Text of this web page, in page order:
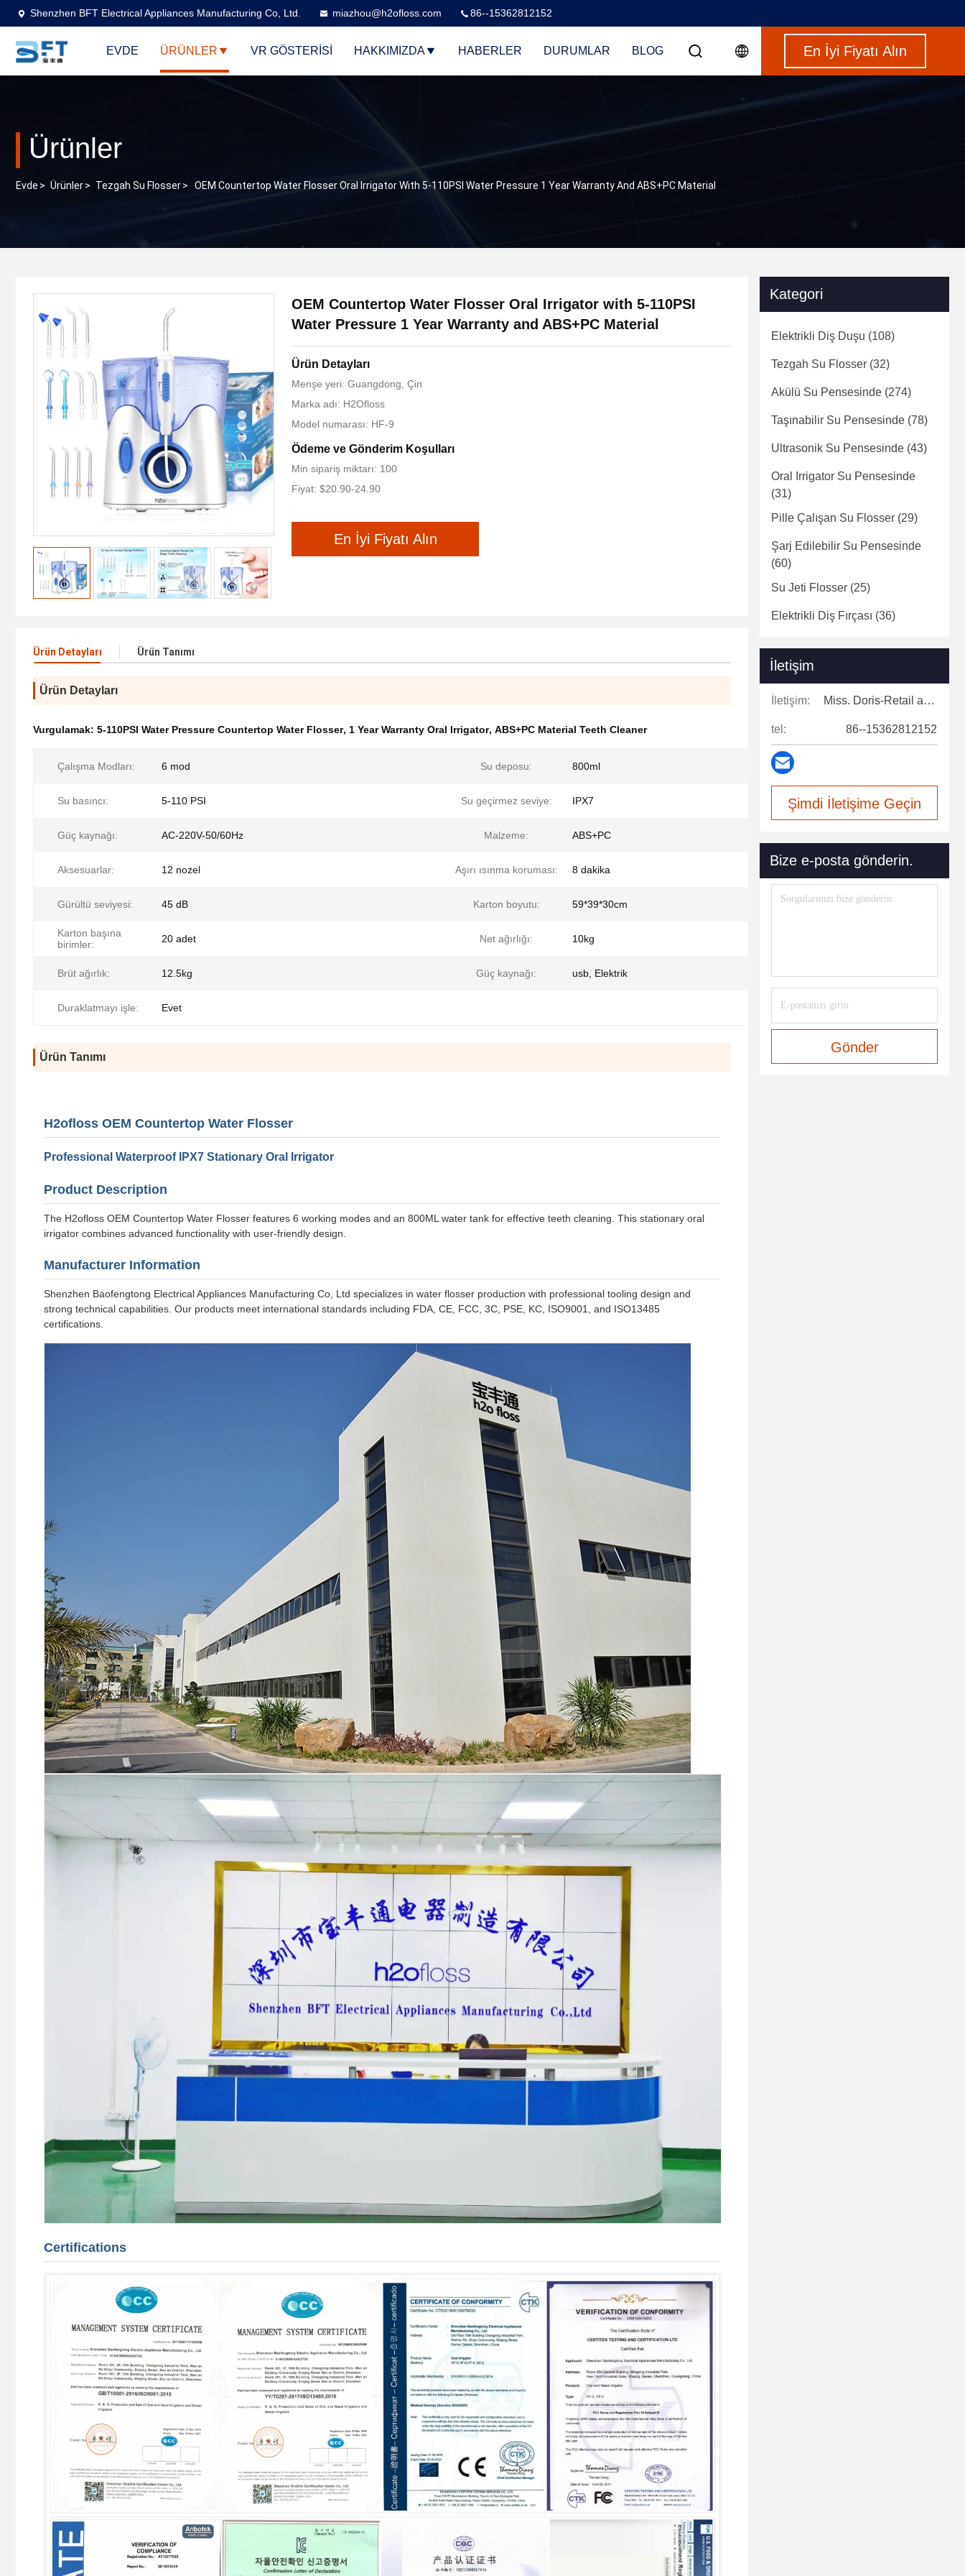
Shenzhen BFT Electrical Appliances Manufacturing Co, Ltd. miazhou@h2ofloss.com 86--15362812152
EVDE ÜRÜNLER VR GÖSTERISI HAKKIMIZDA HABERLER DURUMLAR BLOG En İyi Fiyatı Alın
Ürünler
Evde > Ürünler> Tezgah Su Flosser> OEM Countertop Water Flosser Oral Irrigator With 5-110PSI Water Pressure 1 Year Warranty And ABS+PC Material
OEM Countertop Water Flosser Oral Irrigator with 5-110PSI
Water Pressure 1 Year Warranty and ABS+PC Material
Ürün Detayları
Menşe yeri: Guangdong, Çin
Marka adı: H2Ofloss
Model numarası: HF-9
Ödeme ve Gönderim Koşulları
Min sipariş miktarı: 100
Fiyat: $20.90-24.90
En İyi Fiyatı Alın
Ürün Detayları Ürün Tanımı
Ürün Detayları
Vurgulamak: 5-110PSI Water Pressure Countertop Water Flosser, 1 Year Warranty Oral Irrigator, ABS+PC Material Teeth Cleaner
Çalışma Modları: 6 mod Su deposu: 800ml
Su basıncı: 5-110 PSI Su geçirmez seviye: IPX7
Güç kaynağı: AC-220V-50/60Hz Malzeme: ABS+PC
Aksesuarlar: 12 nozel Aşırı ısınma koruması: 8 dakika
Gürültü seviyesi: 45 dB Karton boyutu: 59*39*30cm
Karton başına
birimler:
20 adet Net ağırlığı: 10kg
Brüt ağırlık: 12.5kg Güç kaynağı: usb, Elektrik
Duraklatmayı işle: Evet
Ürün Tanımı
H2ofloss OEM Countertop Water Flosser
Professional Waterproof IPX7 Stationary Oral Irrigator
Product Description
The H2ofloss OEM Countertop Water Flosser features 6 working modes and an 800ML water tank for effective teeth cleaning. This stationary oral
irrigator combines advanced functionality with user-friendly design.
Manufacturer Information
Shenzhen Baofengtong Electrical Appliances Manufacturing Co, Ltd specializes in water flosser production with professional tooling design and
strong technical capabilities. Our products meet international standards including FDA, CE, FCC, 3C, PSE, KC, ISO9001, and ISO13485
certifications.
Certifications
Kategori
Elektrikli Diş Duşu (108)
Tezgah Su Flosser (32)
Akülü Su Pensesinde (274)
Taşınabilir Su Pensesinde (78)
Ultrasonik Su Pensesinde (43)
Oral Irrigator Su Pensesinde
(31)
Pille Çalışan Su Flosser (29)
Şarj Edilebilir Su Pensesinde
(60)
Su Jeti Flosser (25)
Elektrikli Diş Fırçası (36)
İletişim
İletişim: Miss. Doris-Retail and after-sales support
tel: 86--15362812152
Şimdi İletişime Geçin
Bize e-posta gönderin.
Gönder